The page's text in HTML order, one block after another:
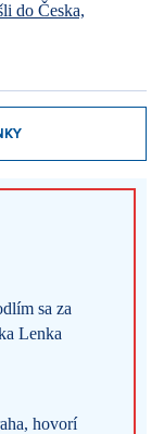
do Česka,
sa za
Lenka
hovorí